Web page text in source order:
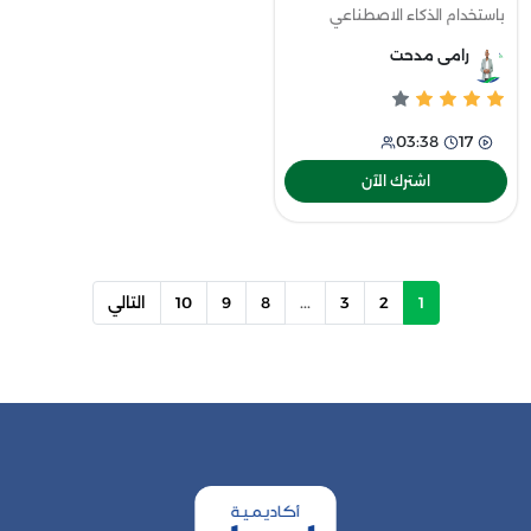
باستخدام الذكاء الاصطناعي
واستخدام مختلف الأدوات التي
تساعدك في هذا بالإضافة إلى
رامى مدحت
17
03:38
اشترك الآن
1
2
3
...
8
9
10 التالي